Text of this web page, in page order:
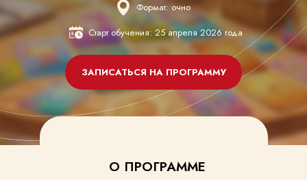
ЗАПИСАТЬСЯ НА ПРОГРАММУ
Старт обучения: 25 апреля 2026 года
Формат: очно
О ПРОГРАММЕ